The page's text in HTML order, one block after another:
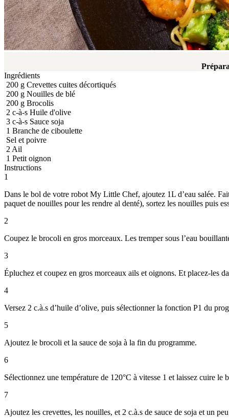
Ingrédients
200 g Crevettes cuites décortiqués
200 g Nouilles de blé
200 g Brocolis
2 c-à-s Huile d'olive
3 c-à-s Sauce soja
1 Branche de ciboulette
Sel et poivre
2Ail
1 Petit oignon
Instructions
1
Dans le bol de votre robot My Little Chef, ajoutez 1L d’eau salée.
paquet de nouilles pour les rendre al denté), sortez les nouilles puis
2
Coupez le brocoli en gros morceaux. Les tremper sous l’eau
3
Épluchez et coupez en gros morceaux ails et oignons. Et placez-les
4
Versez 2 c.à.s d’huile d’olive, puis sélectionner la fonction P1 du
5
Ajoutez le brocoli et la sauce de soja à la fin du programme.
6
Sélectionnez une température de 120°C à vitesse 1 et laissez cuire
7
Ajoutez les crevettes, les nouilles, et 2 c.à.s de sauce de soja et un